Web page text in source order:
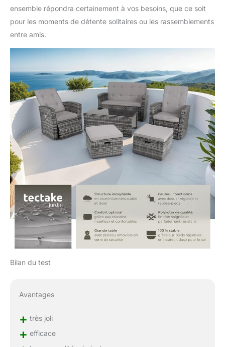
passerez plus de temps
à profiter de votre jardin
moderne s'harmonisera
parfaitement avec tout
type de décoration
extérieure, créant un
espace accueillant et
stylé pour vous et vos
invités.
ensemble répondra certainement à vos besoins, que ce soit
pour les moments de détente solitaires ou les rassemblements
entre amis.
Bilan du test
Avantages
+ très joli
+ efficace